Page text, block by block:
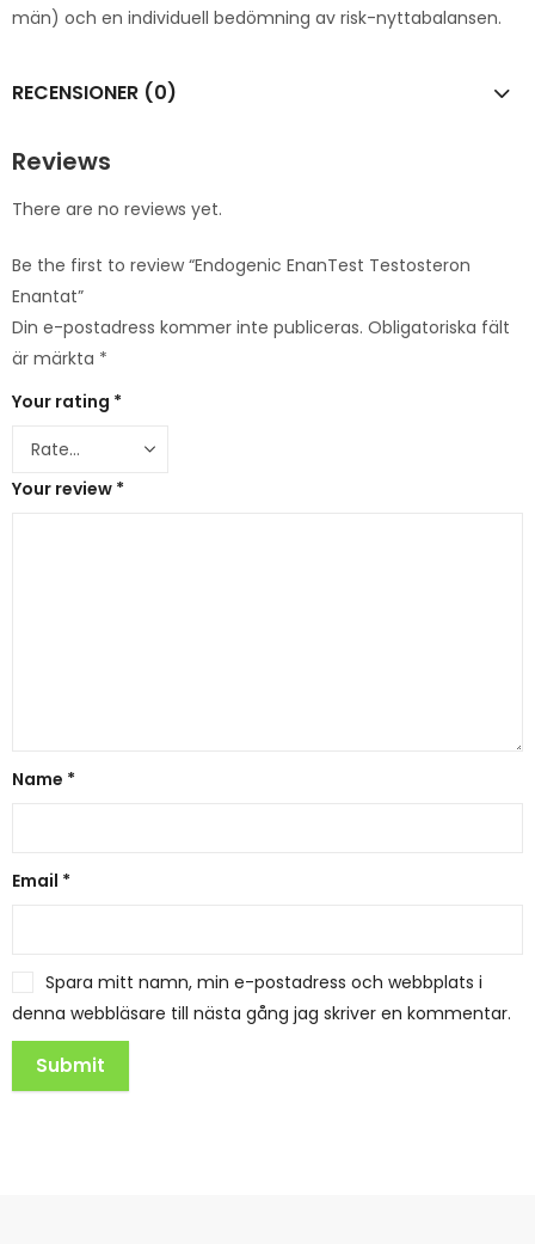
män) och en individuell bedömning av risk-nyttabalansen.
RECENSIONER (0)
Reviews
There are no reviews yet.
Be the first to review “Endogenic EnanTest Testosteron
Enantat”
Din e-postadress kommer inte publiceras. Obligatoriska fält
är märkta *
Your rating *
Your review *
Name *
Email *
Spara mitt namn, min e-postadress och webbplats i
denna webbläsare till nästa gång jag skriver en kommentar.